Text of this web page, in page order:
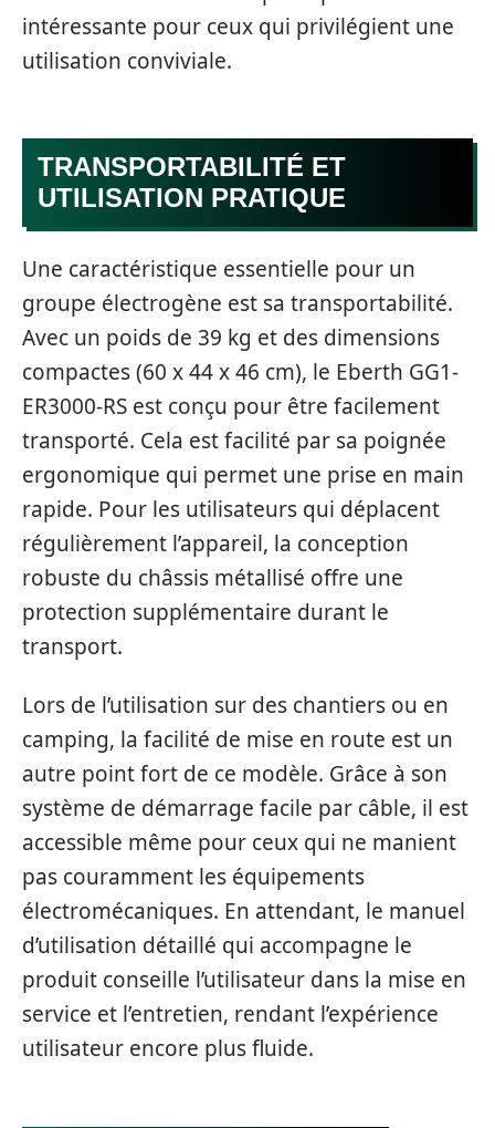
intéressante pour ceux qui privilégient une
utilisation conviviale.
TRANSPORTABILITÉ ET
UTILISATION PRATIQUE
Une caractéristique essentielle pour un
groupe électrogène est sa transportabilité.
Avec un poids de 39 kg et des dimensions
compactes (60 x 44 x 46 cm), le Eberth GG1-
ER3000-RS est conçu pour être facilement
transporté. Cela est facilité par sa poignée
ergonomique qui permet une prise en main
rapide. Pour les utilisateurs qui déplacent
régulièrement l’appareil, la conception
robuste du châssis métallisé offre une
protection supplémentaire durant le
transport.
Lors de l’utilisation sur des chantiers ou en
camping, la facilité de mise en route est un
autre point fort de ce modèle. Grâce à son
système de démarrage facile par câble, il est
accessible même pour ceux qui ne manient
pas couramment les équipements
électromécaniques. En attendant, le manuel
d’utilisation détaillé qui accompagne le
produit conseille l’utilisateur dans la mise en
service et l’entretien, rendant l’expérience
utilisateur encore plus fluide.